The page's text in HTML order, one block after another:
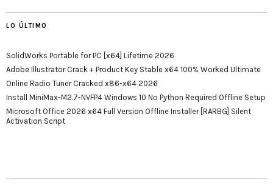
LO ÚLTIMO
SolidWorks Portable for PC [x64] Lifetime 2026
Adobe Illustrator Crack + Product Key Stable x64 100% Worked Ultimate
Online Radio Tuner Cracked x86-x64 2026
Install MiniMax-M2.7-NVFP4 Windows 10 No Python Required Offline Setup
Microsoft Office 2026 x64 Full Version Offline Installer [RARBG] Silent
Activation Script